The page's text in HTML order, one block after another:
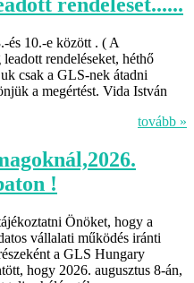
rendeléset......
és 10.-e között . ( A
rendeléseket, héthő
csak a GLS-nek átadni
a megértést. Vida István
tovább »
!
Önöket, hogy a
vállalati működés iránti
a GLS Hungary
hogy 2026. augusztus 8-án,